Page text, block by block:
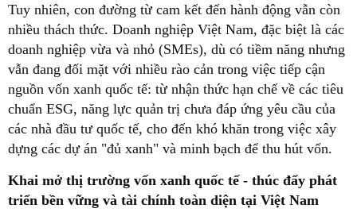
Tuy nhiên, con đường từ cam kết đến hành động vẫn còn
nhiều thách thức. Doanh nghiệp Việt Nam, đặc biệt là các
doanh nghiệp vừa và nhỏ (SMEs), dù có tiềm năng nhưng
vẫn đang đối mặt với nhiều rào cản trong việc tiếp cận
nguồn vốn xanh quốc tế: từ nhận thức hạn chế về các tiêu
chuẩn ESG, năng lực quản trị chưa đáp ứng yêu cầu của
các nhà đầu tư quốc tế, cho đến khó khăn trong việc xây
dựng các dự án "đủ xanh" và minh bạch để thu hút vốn.
Khai mở thị trường vốn xanh quốc tế - thúc đẩy phát
triển bền vững và tài chính toàn diện tại Việt Nam